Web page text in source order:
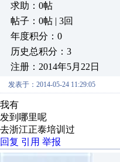
求助：0帖
帖子：0帖 | 3回
年度积分：0
历史总积分：3
注册：2014年5月22日
发表于：2014-05-24 11:29:05
我有
发到哪里呢
去浙江正泰培训过
回复 引用 举报